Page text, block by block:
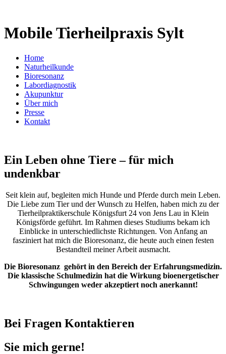
Mobile Tierheilpraxis Sylt
Home
Naturheilkunde
Bioresonanz
Labordiagnostik
Akupunktur
Über mich
Presse
Kontakt
Ein Leben ohne Tiere– für mich
undenkbar
Seit klein auf, begleiten mich Hunde und Pferde durch mein Leben.
Die Liebe zum Tier und der Wunsch zu Helfen, haben mich zu der
Tierheilpraktikerschule Königsfurt 24 von Jens Lau in Klein
Königsförde geführt. Im Rahmen dieses Studiums bekam ich
Einblicke in unterschiedlichste Richtungen. Von Anfang an
fasziniert hat mich die Bioresonanz, die heute auch einen festen
Bestandteil meiner Arbeit ausmacht.
Die Bioresonanz gehört in den Bereich der Erfahrungsmedizin.
Die klassische Schulmedizin hat die Wirkung bioenergetischer
Schwingungen weder akzeptiert noch anerkannt!
Bei Fragen Kontaktieren
Sie mich gerne!